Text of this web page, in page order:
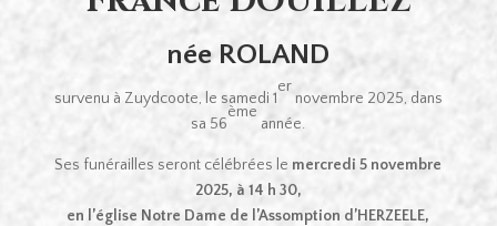
née ROLAND
survenu à Zuydcoote, le samedi 1
er
novembre 2025, dans
sa 56
ème
année.
Ses funérailles seront célébrées le mercredi 5 novembre
2025, à 14 h 30,
en l’église Notre Dame de l’Assomption d’HERZEELE,